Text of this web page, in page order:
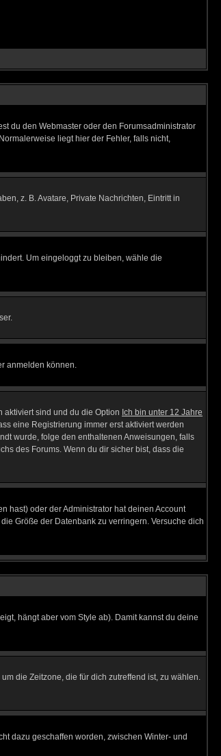
du den Webmaster oder den Forumsadministrator
liegt hier der Fehler, falls nicht,
z. B. Avatare, Private Nachrichten, Eintritt in
Um eingeloggt zu bleiben, wähle die
anmelden können.
aktiviert sind und du die Option Ich bin unter 12 Jahre
eine Registrierung immer erst aktiviert werden
wurde, folge den enthaltenen Anweisungen, falls
des Forums. Wenn du dir sicher bist, dass die
hast) oder der Administrator hat deinen Account
Größe der Datenbank zu verringern. Versuche dich
hängt aber vom Style ab). Damit kannst du deine
die Zeitzone, die für dich zutreffend ist, zu wählen.
dazu geschaffen worden, zwischen Winter- und